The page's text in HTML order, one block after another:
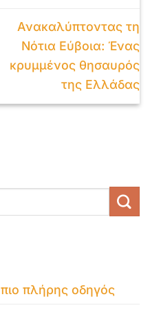
Ανακαλύπτοντας τη
Νότια Εύβοια: Ένας
κρυμμένος θησαυρός
της Ελλάδας
πλήρης οδηγός